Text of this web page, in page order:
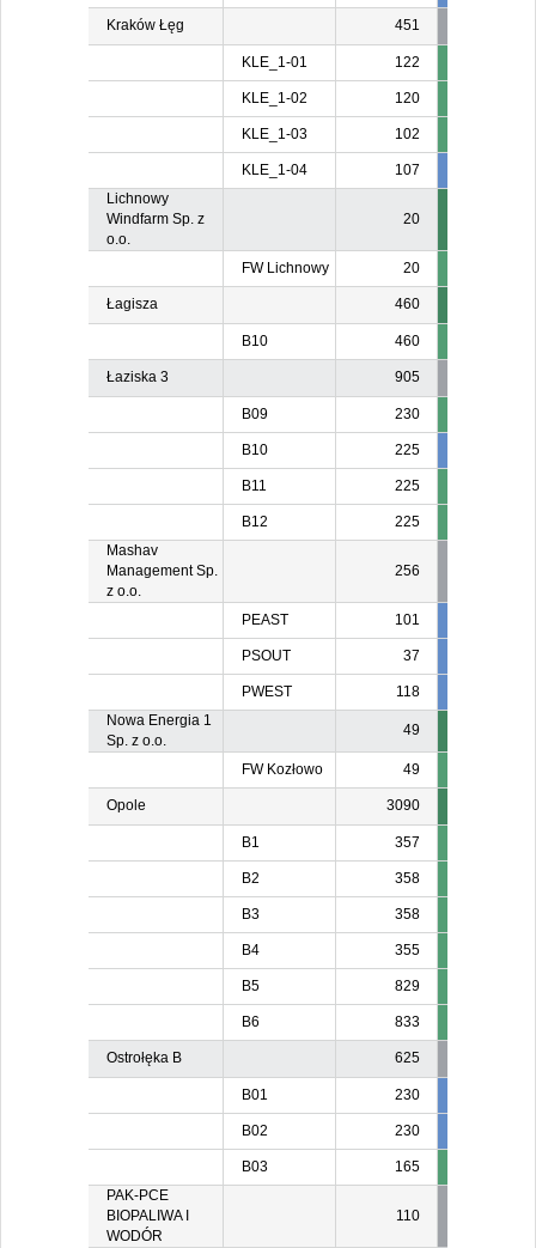
Kraków Łęg 451
KLE_1-01 122
KLE_1-02 120
KLE_1-03 102
KLE_1-04 107
Lichnowy
Windfarm Sp. z
o.o.
20
FW Lichnowy 20
Łagisza 460
B10 460
Łaziska 3 905
B09 230
B10 225
B11 225
B12
225
Mashav
Management Sp.
z o.o.
256
PEAST 101
PSOUT 37
PWEST 118
Nowa Energia 1
Sp. z o.o.
49
FW Kozłowo 49
Opole 3090
B1 357
B2 358
B3 358
B4 355
B5 829
B6 833
Ostrołęka B 625
B01 230
B02 230
B03 165
PAK-PCE
BIOPALIWA I
WODÓR
110